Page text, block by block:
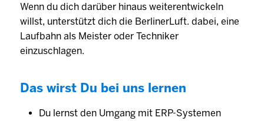
Wenn du dich darüber hinaus weiterentwickeln
willst, unterstützt dich die BerlinerLuft. dabei, eine
Laufbahn als Meister oder Techniker
einzuschlagen.
Das wirst Du bei uns lernen
Du lernst den Umgang mit ERP-Systemen